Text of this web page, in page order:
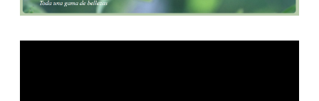
Reproductor